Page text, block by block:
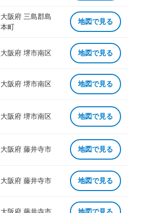
大阪府 三島郡島
本町
地図で見る
大阪府 堺市南区 地図で見る
大阪府 堺市南区 地図で見る
大阪府 堺市南区 地図で見る
大阪府 藤井寺市 地図で見る
大阪府 藤井寺市 地図で見る